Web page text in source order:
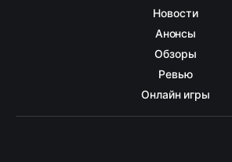
Новости
Анонсы
Обзоры
Ревью
Онлайн игры